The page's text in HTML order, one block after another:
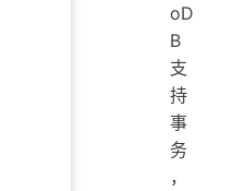
oD
B
支
持
事
务
，